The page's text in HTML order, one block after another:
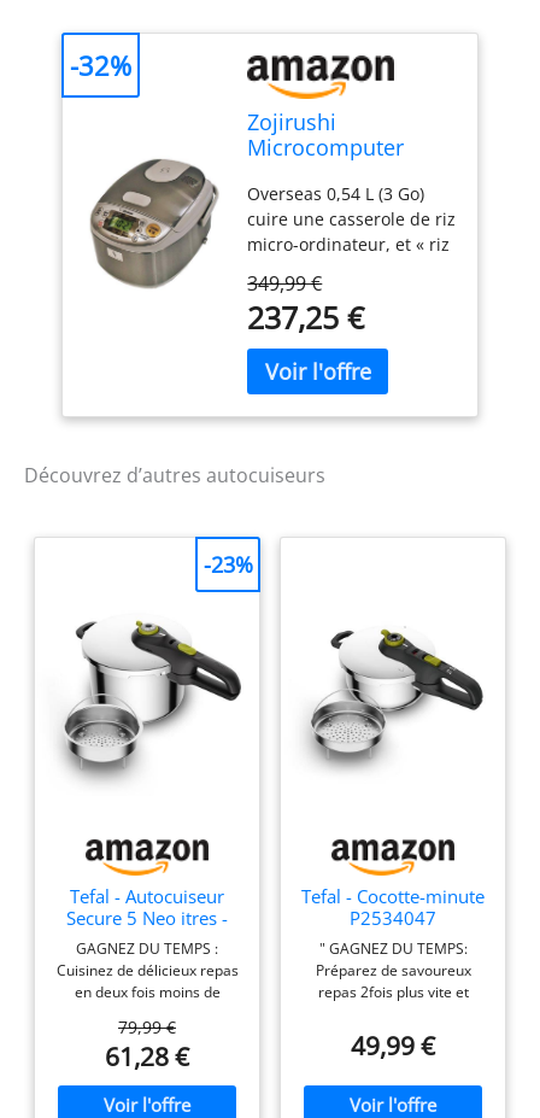
Zojirushi
Microcomputer
go) cook NS-LLH05-
XA
Overseas 0,54 L (3 Go)
cuire une casserole de riz
micro-ordinateur, et « riz
sushi », « bouillie de riz »,
« riz », « sans rinçage riz
» correspondance
Delicious dompté «
chauffage plein », à tout
moment, propre « corps
chaleur est transmise à
chinois, coréen, japonais
Je l'ai utilisé pour une
utilisation dans de
nombreuses régions
d'Europe et d'Asie.
Alimentation : CA 220-230
V (50/60 Hz), fiche forme :
349,99 €
237,25 €
-32%
Découvrez d’autres autocuiseurs
Tefal - Autocuiseur
Secure 5 Neo itres -
Cuisinez - 6 L - Inox
GAGNEZ DU TEMPS :
Cuisinez de délicieux repas
en deux fois moins de
faitout Tefal standard),
grâce au couvercle de
PROGRAMMES DE
79,99 €
61,28 €
-23%
Tefal - Cocotte-minute
P2534047
Autocuiseur Compact
itres - 3 L
" GAGNEZ DU TEMPS:
Préparez de savoureux
repas 2fois plus vite et
vitamineC grâce à la
cuisson sous pression
Découvrez une cocotte-
49,99 €